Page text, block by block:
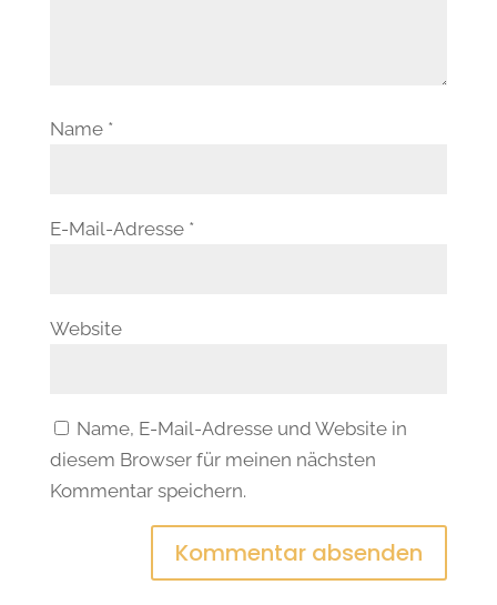
Name *
E-Mail-Adresse *
Website
Name, E-Mail-Adresse und Website in
diesem Browser für meinen nächsten
Kommentar speichern.